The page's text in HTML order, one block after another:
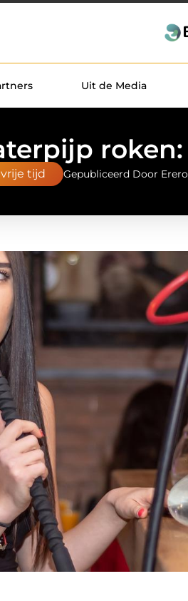
Uit de Media
tijd Gepubliceerd Door